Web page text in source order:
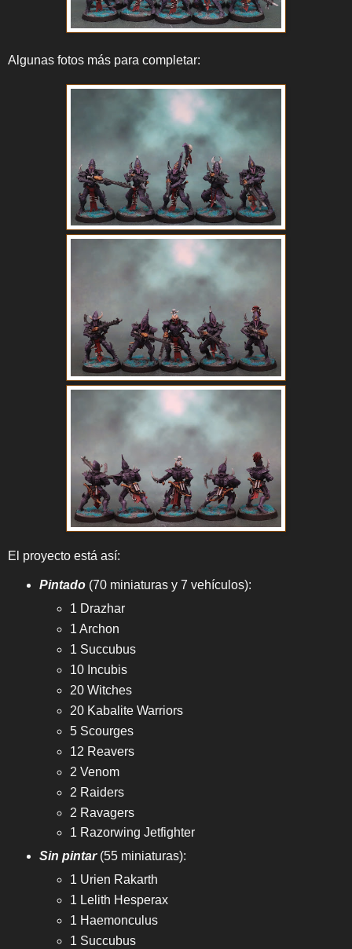
Algunas fotos más para completar:
El proyecto está así:
Pintado (70 miniaturas y 7 vehículos):
1 Drazhar
1 Archon
1 Succubus
10 Incubis
20 Witches
20 Kabalite Warriors
5 Scourges
12 Reavers
2 Venom
2 Raiders
2 Ravagers
1 Razorwing Jetfighter
Sin pintar (55 miniaturas):
1 Urien Rakarth
1 Lelith Hesperax
1 Haemonculus
1 Succubus